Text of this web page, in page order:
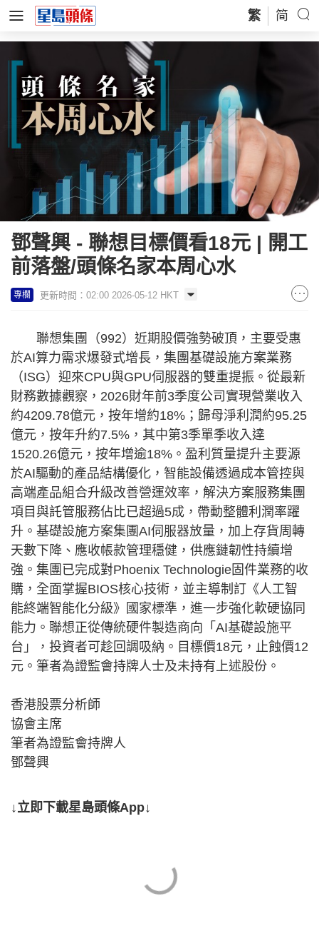
繁 简
鄧聲興 - 聯想目標價看18元 | 開工
前落盤/頭條名家本周心水
專欄 更新時間：02:00 2026-05-12 HKT
聯想集團（992）近期股價強勢破頂，主要受惠
於AI算力需求爆發式增長，集團基礎設施方案業務
（ISG）迎來CPU與GPU伺服器的雙重提振。從最新
財務數據觀察，2026財年前3季度公司實現營業收入
約4209.78億元，按年增約18%；歸母淨利潤約95.25
億元，按年升約7.5%，其中第3季單季收入達
1520.26億元，按年增逾18%。盈利質量提升主要源
於AI驅動的產品結構優化，智能設備透過成本管控與
高端產品組合升級改善營運效率，解決方案服務集團
項目與託管服務佔比已超過5成，帶動整體利潤率躍
升。基礎設施方案集團AI伺服器放量，加上存貨周轉
天數下降、應收帳款管理穩健，供應鏈韌性持續增
強。集團已完成對Phoenix Technologie固件業務的收
購，全面掌握BIOS核心技術，並主導制訂《人工智
能終端智能化分級》國家標準，進一步強化軟硬協同
能力。聯想正從傳統硬件製造商向「AI基礎設施平
台」，投資者可趁回調吸納。目標價18元，止蝕價12
元。筆者為證監會持牌人士及未持有上述股份。
香港股票分析師
協會主席
筆者為證監會持牌人
鄧聲興
↓立即下載星島頭條App↓